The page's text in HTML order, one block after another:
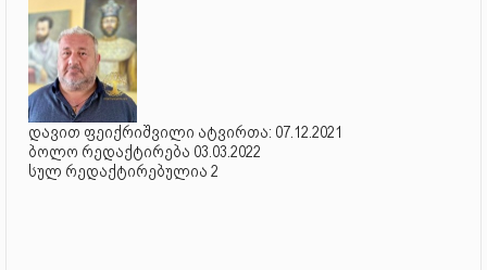
დავით ფეიქრიშვილი ატვირთა: 07.12.2021
ბოლო რედაქტირება 03.03.2022
სულ რედაქტირებულია 2